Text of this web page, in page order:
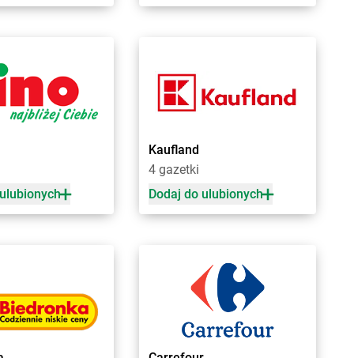
Lipiński
Woniecko
Mazowiecki
Chorten Grójec
Chorten Gronowo Górne
Chorten Gruszki
Chorten Gryfice
Chorten Gryfino
Chorten Grzebowilk
Gulczewo
Guźnia
Kaufland
4 gazetki
Dodaj do ulubionych